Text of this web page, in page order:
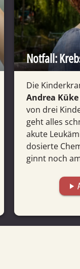
Notfall:
Die
Andrea Küke
von drei
geht alles
akute
dosierte
ginnt noch
play_arrow